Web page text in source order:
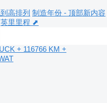
高排列 制造年份 - 顶部新内容
英里里程 ⬈